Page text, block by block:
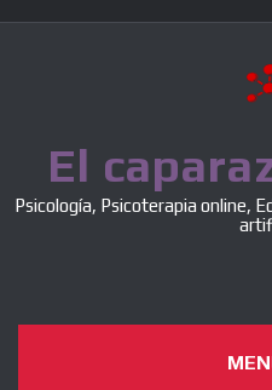
El
Psicología, Psicoterapia online,